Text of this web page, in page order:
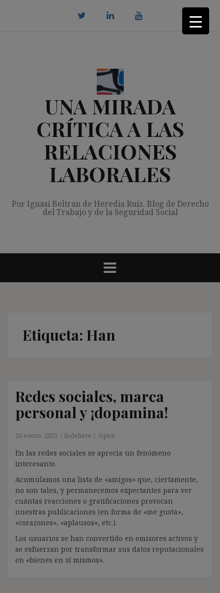
UNA MIRADA
CRÍTICA A LAS
RELACIONES
LABORALES
Por Ignasi Beltran de Heredia Ruiz. Blog de Derecho
del Trabajo y de la Seguridad Social
Etiqueta: Han
Redes sociales, marca
personal y ¡dopamina!
20 enero, 2025 ibdehere Open
En las redes sociales se aprecia un fenómeno
interesante.
Acumulamos una lista de «amigos» que, ciertamente,
no son tales, y permanecemos expectantes para ver
cuántas reacciones o gratificaciones provocan
nuestras publicaciones (en forma de «me gusta»,
«corazones», «aplausos», etc.).
Los usuarios se han convertido en emisores activos y
se esfuerzan por transformar sus datos reputacionales
en «bienes en sí mismos».